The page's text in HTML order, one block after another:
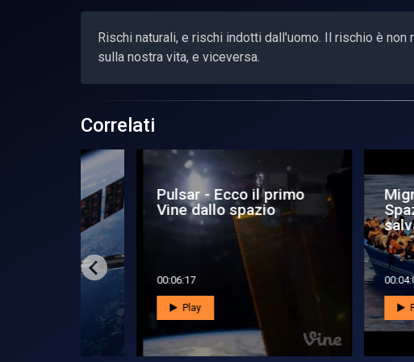
Rischi naturali, e rischi indotti dall'uomo. Il rischio è
sulla nostra vita, e viceversa.
Correlati
Pulsar - Ecco il primo
Vine dallo spazio
Migranti
Spazio
salvarli
00:04:05
Play